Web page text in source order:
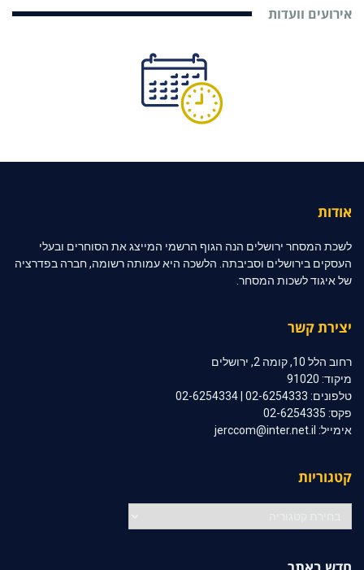
אירועים וועדות
אודות
לשכת המסחר ירושלים הנה הגוף הרשמי המייצג את הסוחרים ובעלי
העסקים בירושלים וסביבתה. הלשכה היא עמותה רשומה, חברה בפדרציה
של איגוד לשכות המסחר.
יצירת קשר
רחוב הלל 10, קומה 2, ירושלים
מיקוד: 91020
טלפונים: 02-6254333 | 02-6254334
פקס: 02-6254335
אימייל: jerccom@inter.net.il
קטגוריות